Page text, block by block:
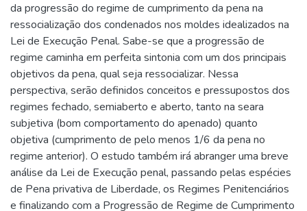
da progressão do regime de cumprimento da pena na
ressocialização dos condenados nos moldes idealizados na
Lei de Execução Penal. Sabe-se que a progressão de
regime caminha em perfeita sintonia com um dos principais
objetivos da pena, qual seja ressocializar. Nessa
perspectiva, serão definidos conceitos e pressupostos dos
regimes fechado, semiaberto e aberto, tanto na seara
subjetiva (bom comportamento do apenado) quanto
objetiva (cumprimento de pelo menos 1/6 da pena no
regime anterior). O estudo também irá abranger uma breve
análise da Lei de Execução penal, passando pelas espécies
de Pena privativa de Liberdade, os Regimes Penitenciários
e finalizando com a Progressão de Regime de Cumprimento